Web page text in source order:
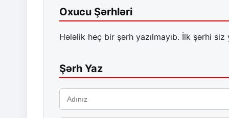
Oxucu Şərhləri
Hələlik heç bir şərh yazılmayıb. İlk şərhi siz
Şərh Yaz